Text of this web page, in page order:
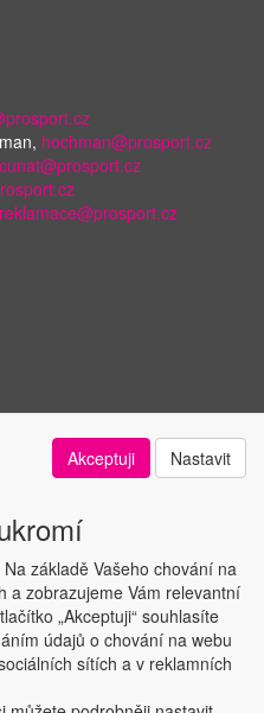
hochman@prosport.cz
cunat@prosport.cz
reklamace@prosport.cz
a.s. 2018
Akceptuji Nastavit
základě Vašeho chování na
a zobrazujeme Vám relevantní
„Akceptuji“ souhlasíte
údajů o chování na webu
sítích a v reklamních